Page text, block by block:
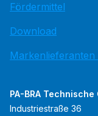
Fördermittel
Download
Markenlieferanten
PA-BRA
Industriestraße 36